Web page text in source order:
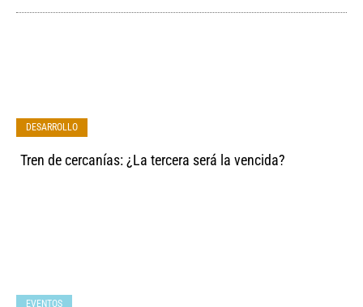
Tren de cercanías: ¿La tercera será la vencida?
DESARROLLO
EVENTOS